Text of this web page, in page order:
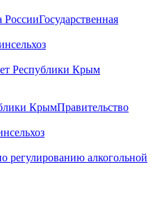
Государственная
Правительство